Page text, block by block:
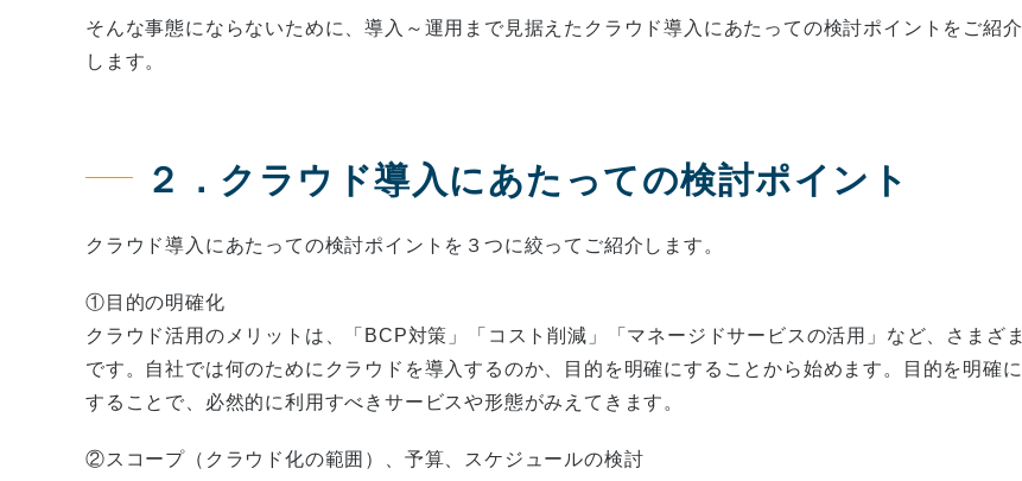
そんな事態にならないために、導入～運用まで見据えたクラウド導入にあたっての検討ポイントをご紹介
します。
２．クラウド導入にあたっての検討ポイント
クラウド導入にあたっての検討ポイントを３つに絞ってご紹介します。
①目的の明確化
クラウド活用のメリットは、「BCP対策」「コスト削減」「マネージドサービスの活用」など、さまざま
です。自社では何のためにクラウドを導入するのか、目的を明確にすることから始めます。目的を明確に
することで、必然的に利用すべきサービスや形態がみえてきます。
②スコープ（クラウド化の範囲）、予算、スケジュールの検討